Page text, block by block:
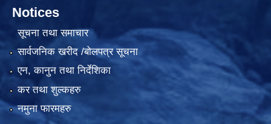
Notices
सूचना तथा समाचार
सार्वजनिक खरीद /बोलपत्र सूचना
एन, कानुन तथा निर्देशिका
कर तथा शुल्कहरु
नमुना फारमहरु